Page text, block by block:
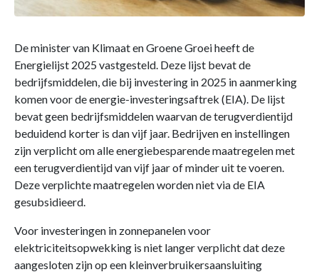
De minister van Klimaat en Groene Groei heeft de
Energielijst 2025 vastgesteld. Deze lijst bevat de
bedrijfsmiddelen, die bij investering in 2025 in aanmerking
komen voor de energie-investeringsaftrek (EIA). De lijst
bevat geen bedrijfsmiddelen waarvan de terugverdientijd
beduidend korter is dan vijf jaar. Bedrijven en instellingen
zijn verplicht om alle energiebesparende maatregelen met
een terugverdientijd van vijf jaar of minder uit te voeren.
Deze verplichte maatregelen worden niet via de EIA
gesubsidieerd.
Voor investeringen in zonnepanelen voor
elektriciteitsopwekking is niet langer verplicht dat deze
aangesloten zijn op een kleinverbruikersaansluiting